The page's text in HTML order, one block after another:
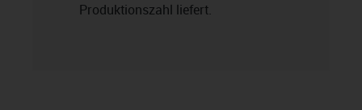
Produktionszahl liefert.